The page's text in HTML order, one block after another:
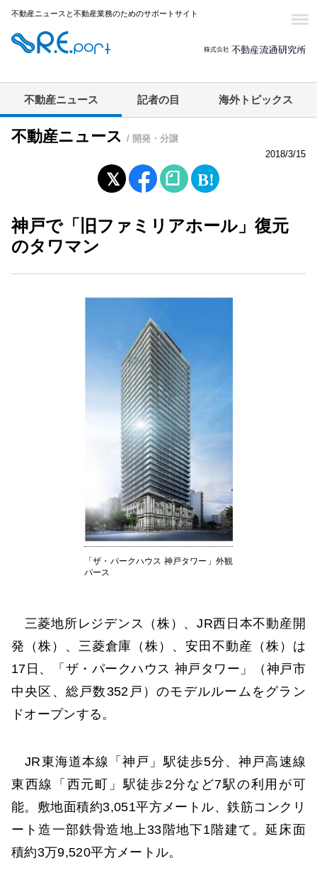
不動産ニュースと不動産業務のためのサポートサイト
不動産ニュース 記者の目 海外トピックス
不動産ニュース / 開発・分譲
2018/3/15
神戸で「旧ファミリアホール」復元
のタワマン
「ザ・パークハウス 神戸タワー」外観
パース
三菱地所レジデンス（株）、JR西日本不動産開
発（株）、三菱倉庫（株）、安田不動産（株）は
17日、「ザ・パークハウス 神戸タワー」（神戸市
中央区、総戸数352戸）のモデルルームをグラン
ドオープンする。
JR東海道本線「神戸」駅徒歩5分、神戸高速線
東西線「西元町」駅徒歩2分など7駅の利用が可
能。敷地面積約3,051平方メートル、鉄筋コンクリ
ート造一部鉄骨造地上33階地下1階建て。延床面
積約3万9,520平方メートル。